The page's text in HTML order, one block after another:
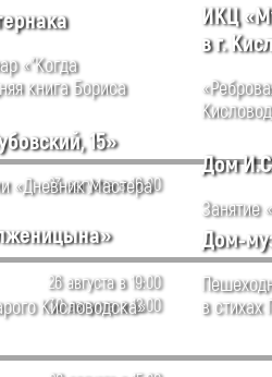
23 августа в 16:00
«"Когда
книга Бориса
ИКЦ
в г.
26 августа в 19:00
30 августа в 12:00
15»
«Дневник Мастера
Дом
Занятие
Кисловодска»
Дом-
в стихах